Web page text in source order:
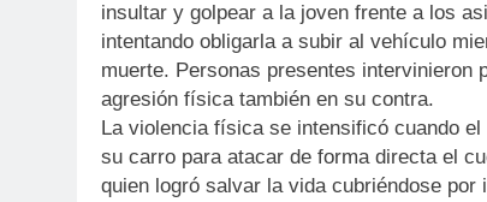
insultar y golpear a la joven frente a los
intentando obligarla a subir al vehículo
muerte. Personas presentes intervinieron
agresión física también en su contra.
La violencia física se intensificó cuando
su carro para atacar de forma directa el
quien logró salvar la vida cubriéndose